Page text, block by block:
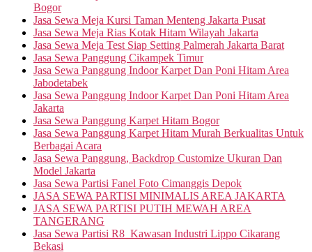
Bogor
Jasa Sewa Meja Kursi Taman Menteng Jakarta Pusat
Jasa Sewa Meja Rias Kotak Hitam Wilayah Jakarta
Jasa Sewa Meja Test Siap Setting Palmerah Jakarta Barat
Jasa Sewa Panggung Cikampek Timur
Jasa Sewa Panggung Indoor Karpet Dan Poni Hitam Area
Jabodetabek
Jasa Sewa Panggung Indoor Karpet Dan Poni Hitam Area
Jakarta
Jasa Sewa Panggung Karpet Hitam Bogor
Jasa Sewa Panggung Karpet Hitam Murah Berkualitas Untuk
Berbagai Acara
Jasa Sewa Panggung, Backdrop Customize Ukuran Dan
Model Jakarta
Jasa Sewa Partisi Fanel Foto Cimanggis Depok
JASA SEWA PARTISI MINIMALIS AREA JAKARTA
JASA SEWA PARTISI PUTIH MEWAH AREA
TANGERANG
Jasa Sewa Partisi R8 Kawasan Industri Lippo Cikarang
Bekasi